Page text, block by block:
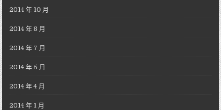
2014 年 10 月
2014 年 8 月
2014 年 7 月
2014 年 5 月
2014 年 4 月
2014 年 1 月